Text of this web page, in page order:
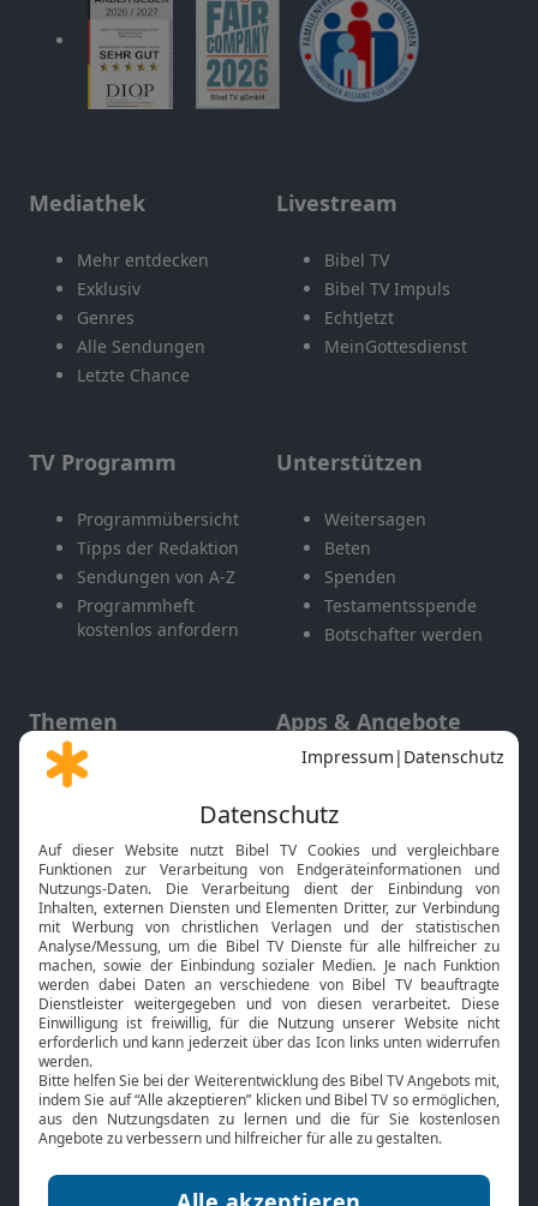
Mediathek
Mehr entdecken
Exklusiv
Genres
Alle Sendungen
Letzte Chance
Livestream
Bibel TV
Bibel TV Impuls
EchtJetzt
MeinGottesdienst
TV Programm
Programmübersicht
Tipps der Redaktion
Sendungen von A-Z
Programmheft
kostenlos anfordern
Unterstützen
Weitersagen
Beten
Spenden
Testamentsspende
Botschafter werden
Themen
Gott und Bibel erklärt
Neuigkeiten
Apps & Angebote
Mobile App
Smart TV
HbbTV
Bibelthek Online-Bibel
Nächster Gottesdienst
Bibel TV
Über uns
Jobs
Mediadaten
Service
Kontakt
TV-Empfang